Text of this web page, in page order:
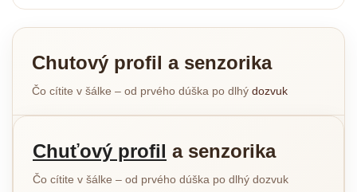
Chutový profil a senzorika
Čo cítite v šálke – od prvého dúška po dlhý dozvuk
Chuťový profil a senzorika
Čo cítite v šálke – od prvého dúška po dlhý dozvuk